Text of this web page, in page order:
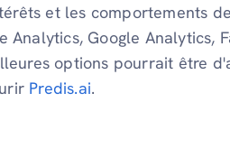
et les comportements
Analytics, Google Analytics,
options pourrait être
Predis.ai.